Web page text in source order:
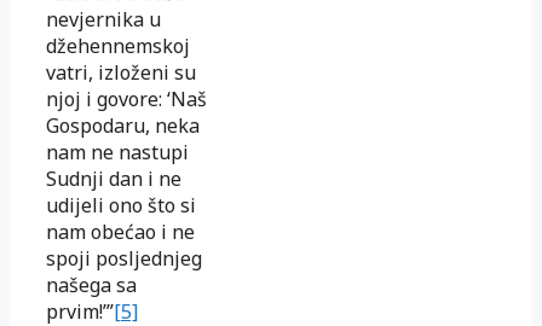
nevjernika u
džehennemskoj
vatri, izloženi su
njoj i govore: ‘Naš
Gospodaru, neka
nam ne nastupi
Sudnji dan i ne
udijeli ono što si
nam obećao i ne
spoji posljednjeg
našega sa
prvim!’”[5]